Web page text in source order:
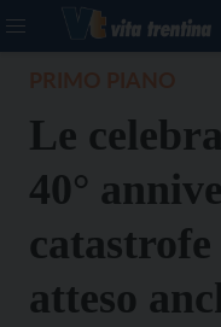
Le
40°
atteso